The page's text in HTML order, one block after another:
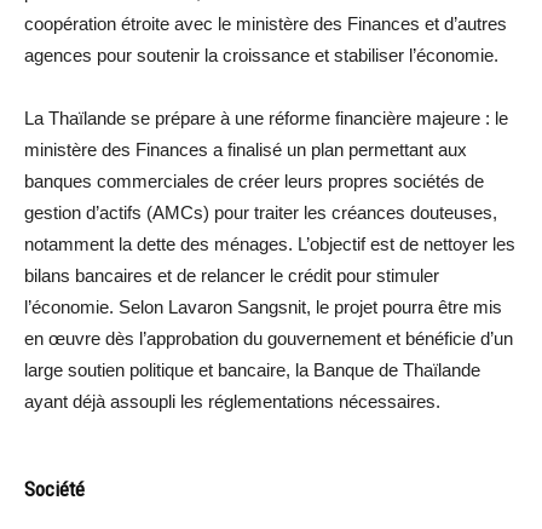
coopération étroite avec le ministère des Finances et d’autres
agences pour soutenir la croissance et stabiliser l’économie.
La Thaïlande se prépare à une réforme financière majeure : le
ministère des Finances a finalisé un plan permettant aux
banques commerciales de créer leurs propres sociétés de
gestion d’actifs (AMCs) pour traiter les créances douteuses,
notamment la dette des ménages. L’objectif est de nettoyer les
bilans bancaires et de relancer le crédit pour stimuler
l’économie. Selon Lavaron Sangsnit, le projet pourra être mis
en œuvre dès l’approbation du gouvernement et bénéficie d’un
large soutien politique et bancaire, la Banque de Thaïlande
ayant déjà assoupli les réglementations nécessaires.
Société